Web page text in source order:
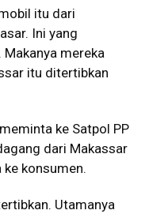
itu dari
Ini yang
mereka
itu ditertibkan
ke Satpol PP
dari Makassar
konsumen.
Utamanya